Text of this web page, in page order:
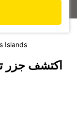
Islands
اكتشف جزر